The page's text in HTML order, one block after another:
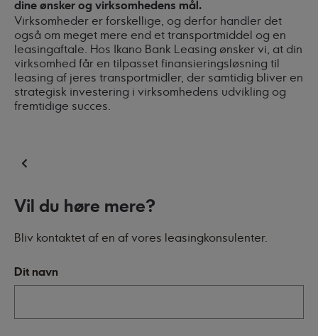
dine ønsker og virksomhedens mål.
Virksomheder er forskellige, og derfor handler det
også om meget mere end et transportmiddel og en
leasingaftale. Hos Ikano Bank Leasing ønsker vi, at din
virksomhed får en tilpasset finansieringsløsning til
leasing af jeres transportmidler, der samtidig bliver en
strategisk investering i virksomhedens udvikling og
fremtidige succes.
Vil du høre mere?
Bliv kontaktet af en af vores leasingkonsulenter.
Dit navn